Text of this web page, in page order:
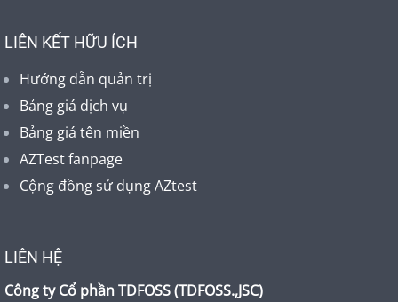
LIÊN KẾT HỮU ÍCH
Hướng dẫn quản trị
Bảng giá dịch vụ
Bảng giá tên miền
AZTest fanpage
Cộng đồng sử dụng AZtest
LIÊN HỆ
Công ty Cổ phần TDFOSS (TDFOSS.,JSC)